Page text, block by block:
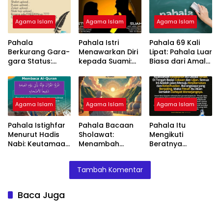
Agama Islam
Pahala
Berkurang Gara-
gara Status:
dalam Amal
Agama Islam
Pahala Istri
Menawarkan Diri
kepada Suami:
atau
Keutamaan?
Agama Islam
Pahala 69 Kali
Lipat: Pahala Luar
Biasa dari Amal
Agama Islam
Pahala Istighfar
Menurut Hadis
Nabi: Keutamaan
Agama Islam
Pahala Bacaan
Sholawat:
Menambah
Kehidupan
Sehari-Hari
Agama Islam
Pahala Itu
Mengikuti
Beratnya
Keutamaan
dalam Ujian
Tambah Komentar
Baca Juga